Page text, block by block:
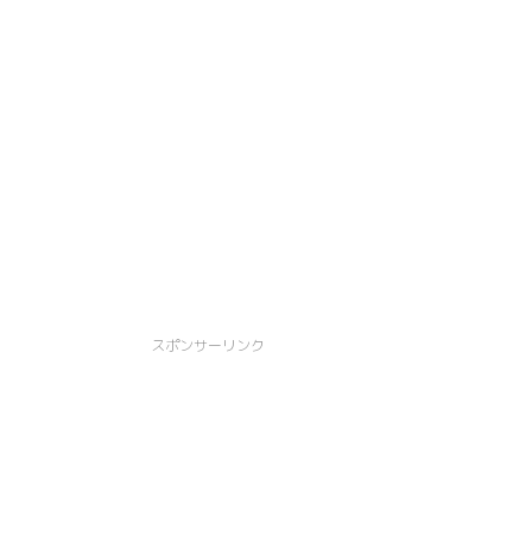
スポンサーリンク